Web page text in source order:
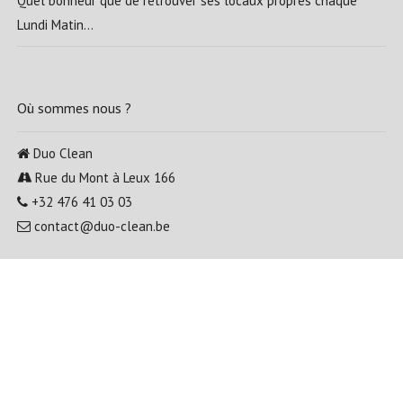
Lundi Matin...
Où sommes nous ?
Duo Clean
Rue du Mont à Leux 166
+32 476 41 03 03
contact@duo-clean.be